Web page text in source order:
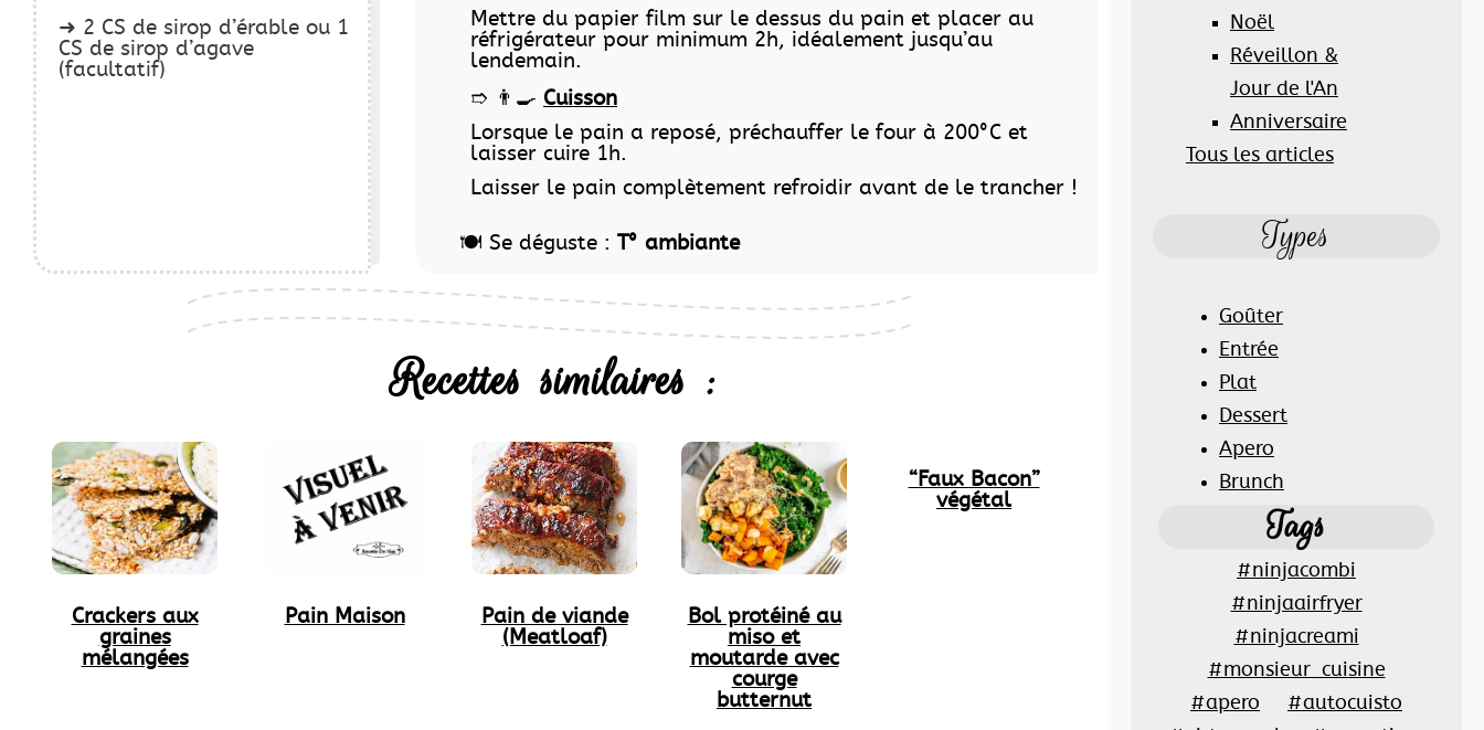
2 CS de sirop d’érable ou 1
CS de sirop d’agave
(facultatif)
Mettre du papier film sur le dessus du pain et placer au
réfrigérateur pour minimum 2h, idéalement jusqu’au
lendemain.
➱ 👨‍🍳 Cuisson
Lorsque le pain a reposé, préchauffer le four à 200°C et
laisser cuire 1h.
Laisser le pain complètement refroidir avant de le trancher !
🍽️ Se déguste : T° ambiante
Recettes similaires :
Crackers aux
graines
mélangées
Pain Maison
Pain de viande
(Meatloaf)
Bol protéiné au
miso et
moutarde avec
courge
butternut
“Faux Bacon”
végétal
Noël
Réveillon &
Jour de l'An
Anniversaire
Tous les articles
Types
Goûter
Entrée
Plat
Dessert
Apero
Brunch
Tags
#ninjacombi
#ninjaairfryer
#ninjacreami
#monsieur_cuisine
#apero
#autocuisto